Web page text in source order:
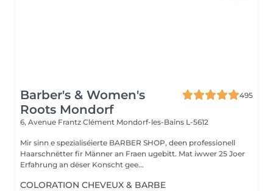
Barber's & Women's
Roots Mondorf
495
6, Avenue Frantz Clément Mondorf-les-Bains L-5612
Mir sinn e spezialiséierte BARBER SHOP, deen professionell
Haarschnëtter fir Männer an Fraen ugebitt. Mat iwwer 25 Joer
Erfahrung an dëser Konscht gee...
COLORATION CHEVEUX & BARBE